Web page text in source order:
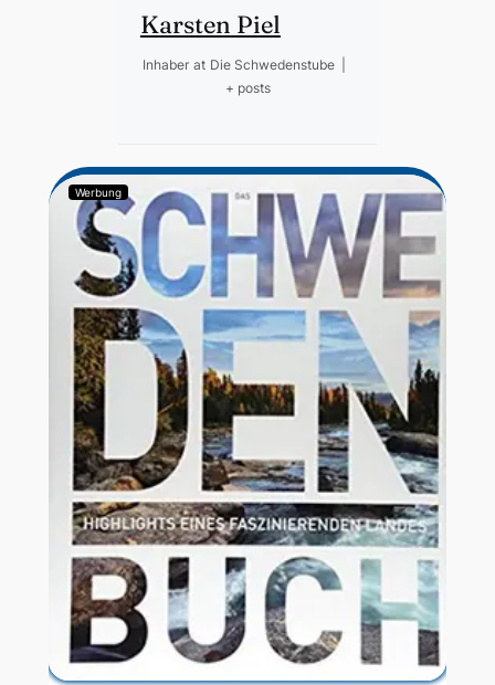
Karsten Piel
Inhaber at Die Schwedenstube
+ posts
Werbung